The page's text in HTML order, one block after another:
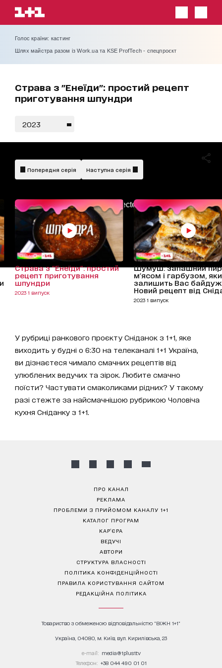
Голос країни: кастинг
Шлях майстра разом із Work.ua та KSE ProfTech - спецпроєкт
Страва з "Енеїди": простий рецепт
приготування шпундри
2023
AdBlockDetected!
Попередня серія Наступна серія
Страва з "Енеїди": простий
рецепт приготування
шпундри
2023 1 випуск
Шумуш: запашний
м'ясом і гарбузом,
залишить Вас
Новий рецепт від
2023 1 випуск
У рубриці ранкового проєкту Сніданок з 1+1, яке
виходить у будні о 6:30 на телеканалі 1+1 Україна,
ви дізнаєтеся чимало смачних рецептів від
улюблених ведучих та зірок. Любите смачно
поїсти? Частувати смаколиками рідних? У такому
разі стежте за найсмачнішою рубрикою Чоловіча
кухня Сніданку з 1+1.
ПРО КАНАЛ
РЕКЛАМА
ПРОБЛЕМИ З ПРИЙОМОМ КАНАЛУ 1+1
КАТАЛОГ ПРОГРАМ
КАР’ЄРА
ВЕДУЧІ
АВТОРИ
СТРУКТУРА ВЛАСНОСТІ
ПОЛІТИКА КОНФІДЕНЦІЙНОСТІ
ПРАВИЛА КОРИСТУВАННЯ САЙТОМ
РЕДАКЦІЙНА ПОЛІТИКА
Товариство з обмеженою відповідальністю "ВІЖН 1+1"
Україна, 04080, м. Київ, вул. Кирилівська, 23
е-mail: media@1plus1.tv
Телефон: +38 044 490 01 01